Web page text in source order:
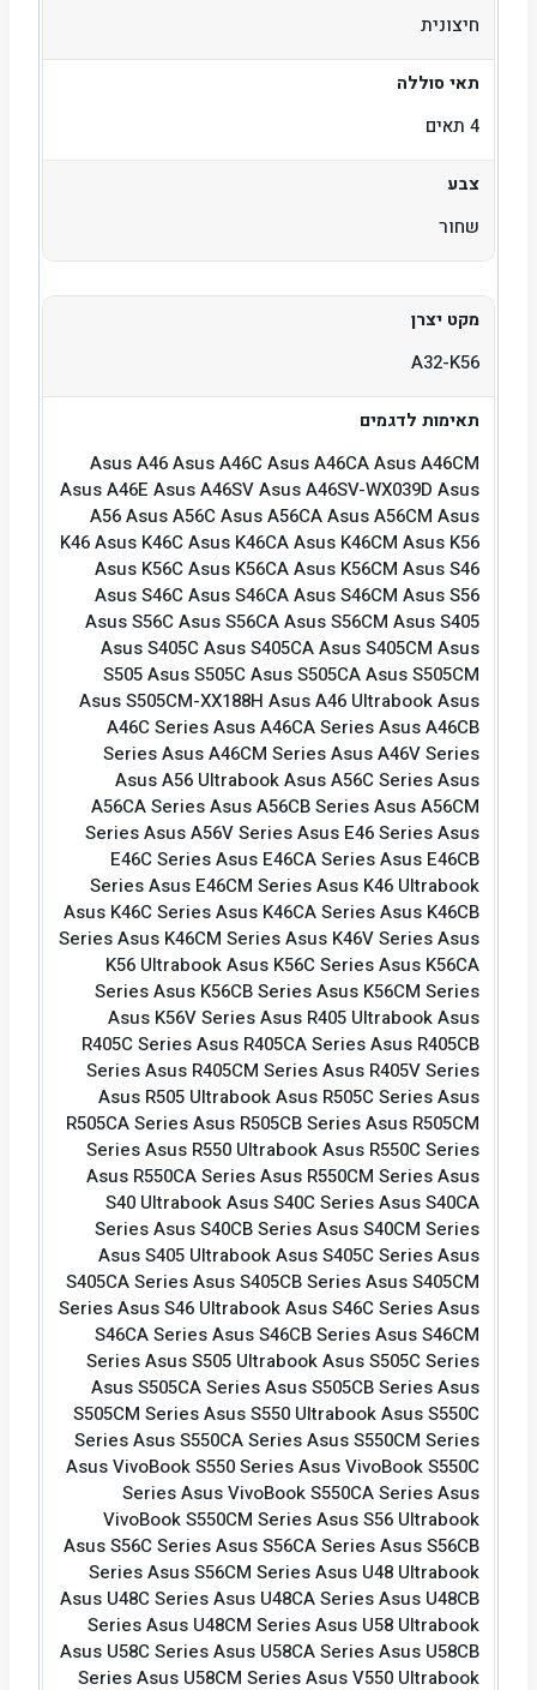
חיצונית
תאי סוללה
4 תאים
צבע
שחור
מקט יצרן
A32-K56
תאימות לדגמים
Asus A46 Asus A46C Asus A46CA Asus A46CM
Asus A46E Asus A46SV Asus A46SV-WX039D Asus
A56 Asus A56C Asus A56CA Asus A56CM Asus
K46 Asus K46C Asus K46CA Asus K46CM Asus K56
Asus K56C Asus K56CA Asus K56CM Asus S46
Asus S46C Asus S46CA Asus S46CM Asus S56
Asus S56C Asus S56CA Asus S56CM Asus S405
Asus S405C Asus S405CA Asus S405CM Asus
S505 Asus S505C Asus S505CA Asus S505CM
Asus S505CM-XX188H Asus A46 Ultrabook Asus
A46C Series Asus A46CA Series Asus A46CB
Series Asus A46CM Series Asus A46V Series
Asus A56 Ultrabook Asus A56C Series Asus
A56CA Series Asus A56CB Series Asus A56CM
Series Asus A56V Series Asus E46 Series Asus
E46C Series Asus E46CA Series Asus E46CB
Series Asus E46CM Series Asus K46 Ultrabook
Asus K46C Series Asus K46CA Series Asus K46CB
Series Asus K46CM Series Asus K46V Series Asus
K56 Ultrabook Asus K56C Series Asus K56CA
Series Asus K56CB Series Asus K56CM Series
Asus K56V Series Asus R405 Ultrabook Asus
R405C Series Asus R405CA Series Asus R405CB
Series Asus R405CM Series Asus R405V Series
Asus R505 Ultrabook Asus R505C Series Asus
R505CA Series Asus R505CB Series Asus R505CM
Series Asus R550 Ultrabook Asus R550C Series
Asus R550CA Series Asus R550CM Series Asus
S40 Ultrabook Asus S40C Series Asus S40CA
Series Asus S40CB Series Asus S40CM Series
Asus S405 Ultrabook Asus S405C Series Asus
S405CA Series Asus S405CB Series Asus S405CM
Series Asus S46 Ultrabook Asus S46C Series Asus
S46CA Series Asus S46CB Series Asus S46CM
Series Asus S505 Ultrabook Asus S505C Series
Asus S505CA Series Asus S505CB Series Asus
S505CM Series Asus S550 Ultrabook Asus S550C
Series Asus S550CA Series Asus S550CM Series
Asus VivoBook S550 Series Asus VivoBook S550C
Series Asus VivoBook S550CA Series Asus
VivoBook S550CM Series Asus S56 Ultrabook
Asus S56C Series Asus S56CA Series Asus S56CB
Series Asus S56CM Series Asus U48 Ultrabook
Asus U48C Series Asus U48CA Series Asus U48CB
Series Asus U48CM Series Asus U58 Ultrabook
Asus U58C Series Asus U58CA Series Asus U58CB
Series Asus U58CM Series Asus V550 Ultrabook